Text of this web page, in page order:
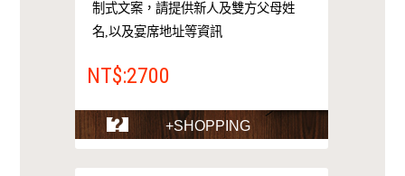
制式文案，請提供新人及雙方父母姓
名,以及宴席地址等資訊
NT$:2700
+SHOPPING